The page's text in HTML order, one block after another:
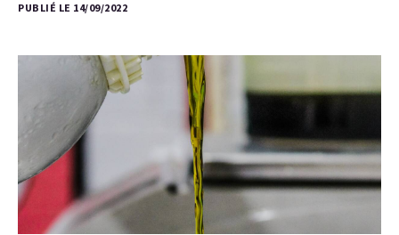
PUBLIÉ LE 14/09/2022